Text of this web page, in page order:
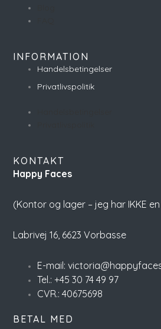
INFORMATION
Handelsbetingelser
Privatlivspolitik
KONTAKT
Happy Faces
(Kontor og lager – jeg har IKKE
Labrivej 16, 6623 Vorbasse
E-mail:
Tel.: +45 30 74 49 97
CVR.: 40675698
BETAL MED